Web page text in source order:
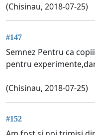
(Chisinau, 2018-07-25)
#147
Semnez Pentru ca
pentru
(Chisinau, 2018-07-25)
#152